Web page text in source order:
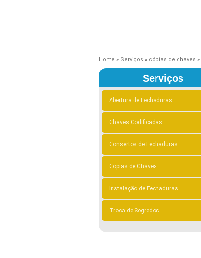
Home » Serviços » cópias de chaves »
Serviços
Abertura de Fechaduras
Chaves Codificadas
Consertos de Fechaduras
Cópias de Chaves
Instalação de Fechaduras
Troca de Segredos